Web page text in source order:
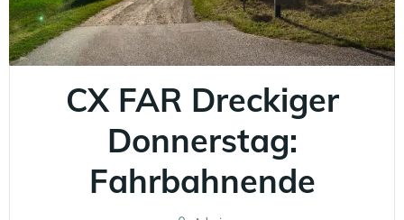
CX FAR Dreckiger
Donnerstag:
Fahrbahnende